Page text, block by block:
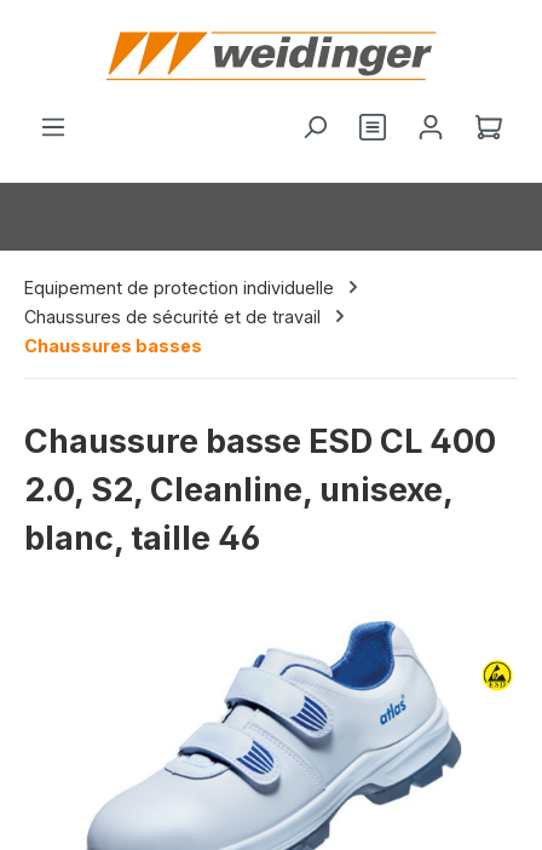
principal
Vous avez 0Le
Equipement de protection individuelle
Chaussures de sécurité et de travail
Chaussures basses
Chaussure basse ESD CL 400
2.0, S2, Cleanline, unisexe,
blanc, taille 46